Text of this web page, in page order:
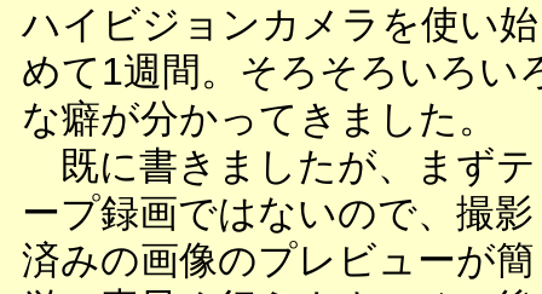
ハイビジョンカメラを使い始
めて1週間。そろそろいろい
な癖が分かってきました。
既に書きましたが、まずテ
ープ録画ではないので、撮影
済みの画像のプレビューが簡